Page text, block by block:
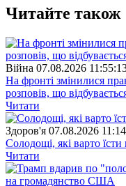
Читайте також
Війна 07.08.2026
На фронті змінилися
розповів, що
Читати
Здоров'я 07.08.2026
Солодощі, які варто
Читати